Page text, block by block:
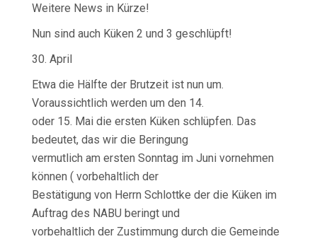
Weitere News in Kürze!
Nun sind auch Küken 2 und 3 geschlüpft!
30. April
Etwa die Hälfte der Brutzeit ist nun um.
Voraussichtlich werden um den 14.
oder 15. Mai die ersten Küken schlüpfen. Das
bedeutet, das wir die Beringung
vermutlich am ersten Sonntag im Juni vornehmen
können ( vorbehaltlich der
Bestätigung von Herrn Schlottke der die Küken im
Auftrag des NABU beringt und
vorbehaltlich der Zustimmung durch die Gemeinde